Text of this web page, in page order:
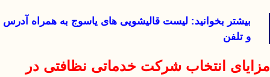
بیشتر بخوانید: لیست قالیشویی های یاسوج به همراه آدرس
و تلفن
مزایای انتخاب شرکت خدماتی نظافتی در